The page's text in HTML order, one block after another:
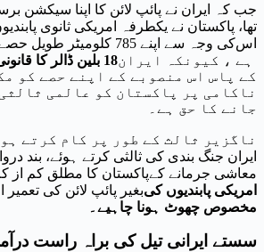
جب کہ ایران نے پائپ لائن کا اپنا سیکشن
تھا، پاکستان نے یکطرفہ امریکی ثانوی
کی وجہ سے اپنے 785 کلومیٹر طویل حصے کی تعمیر روک دی۔اس
18 بلین ڈالر کا قانونی گیلوٹینہے ، کیونکہ ایران
کے پاس اس منصوبے کے اپنے حصے کو
ناکامی پر پاکستان کو عالمی
جانے کا حق ہے۔
ایران جنگ بندی کی ثالثی کرتے ہوئے، بند
پاکستان کا مطلق کم ازمعاشی جرمانے کے
بغیر پائپ لائن کی تعمیرامریکی پابندیوں کی
مخصوص چھوٹ ہونا چاہیے۔
سستے ایرانی تیل کی براہ راست